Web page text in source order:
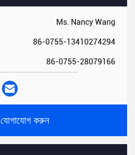
Ms. Nancy Wang
86-0755-13410274294
86-0755-28079166
যোগাযোগ করুন